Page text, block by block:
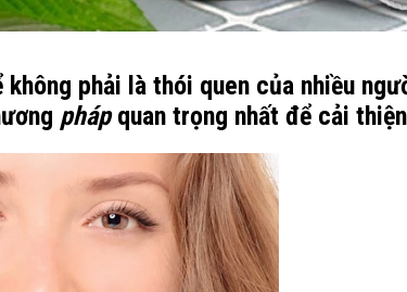
không phải là thói quen của nhiều
phápquan trọng nhất để cải